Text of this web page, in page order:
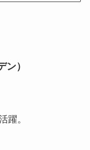
）
躍。